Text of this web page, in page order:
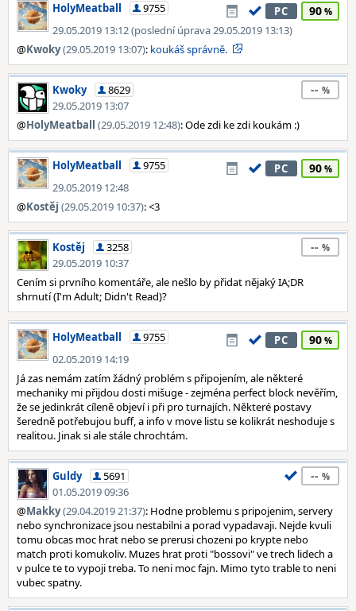
HolyMeatball
9755
29.05.2019 13:12 (poslední úprava 29.05.2019 13:13)
PC 90
@Kwoky(29.05.2019 13:07): koukáš správně.
Kwoky
8629
29.05.2019 13:07
--
@HolyMeatball (29.05.2019 12:48): Ode zdi ke zdi koukám :)
HolyMeatball
9755
29.05.2019 12:48
PC 90
@Kostěj (29.05.2019 10:37): <3
Kostěj
3258
29.05.2019 10:37
--
Cením si prvního komentáře, ale nešlo by přidat nějaký IA;DR
shrnutí (I'm Adult; Didn't Read)?
HolyMeatball
9755
02.05.2019 14:19
PC 90
Já zas nemám zatím žádný problém s připojením, ale některé
mechaniky mi přijdou dosti mišuge - zejména perfect block nevěřím,
že se jedinkrát cíleně objeví i při pro turnajích. Některé postavy
šeredně potřebujou buff, a info v move listu se kolikrát neshoduje s
realitou. Jinak si ale stále chrochtám.
Guldy
5691
01.05.2019 09:36
--
@Makky(29.04.2019 21:37): Hodne problemu s pripojenim, servery
nebo synchronizace jsou nestabilni a porad vypadavaji. Nejde kvuli
tomu obcas moc hrat nebo se prerusi chozeni po krypte nebo
match proti komukoliv. Muzes hrat proti "bossovi" ve trech lidech a
v pulce te to vypoji treba. To neni moc fajn. Mimo tyto trable to neni
vubec spatny.